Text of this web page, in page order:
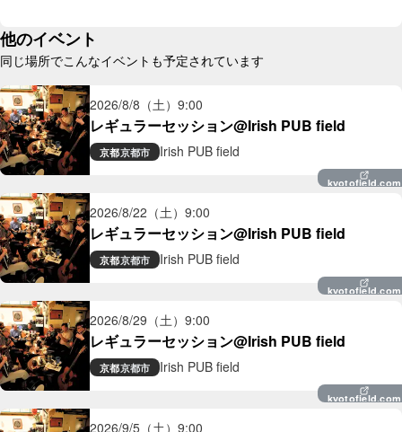
他のイベント
同じ場所でこんなイベントも予定されています
2026/8/8（土） 9:00
レギュラーセッション@Irish PUB field
京都京都市 Irish PUB field
kyotofield.com
2026/8/22（土） 9:00
レギュラーセッション@Irish PUB field
京都京都市 Irish PUB field
kyotofield.com
2026/8/29（土） 9:00
レギュラーセッション@Irish PUB field
京都京都市 Irish PUB field
kyotofield.com
2026/9/5（土） 9:00